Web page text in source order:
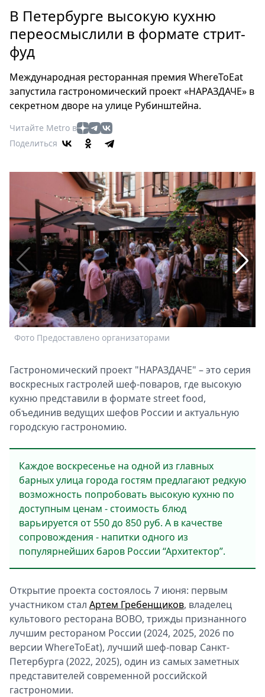
Россия
Мир
Туризм
Мода
Театр
Кино
Афиша
Выставки
Пресс-
релизы
О
Metro
Стримы
Спецпроекты
Звезды
Выборы
2026
Скачай
В Петербурге высокую кухню
переосмыслили в формате стрит-
фуд
Международная ресторанная премия WhereToEat
запустила гастрономический проект «НАРАЗДАЧЕ» в
секретном дворе на улице Рубинштейна.
Читайте Metro в
Поделиться
Фото Предоставлено организаторами
Гастрономический проект "НАРАЗДАЧЕ" – это серия
воскресных гастролей шеф-поваров, где высокую
кухню представили в формате street food,
объединив ведущих шефов России и актуальную
городскую гастрономию.
Каждое воскресенье на одной из главных
барных улица города гостям предлагают редкую
возможность попробовать высокую кухню по
доступным ценам - стоимость блюд
варьируется от 550 до 850 руб. А в качестве
сопровождения - напитки одного из
популярнейших баров России “Архитектор”.
Открытие проекта состоялось 7 июня: первым
участником стал Артем Гребенщиков, владелец
культового ресторана BOBO, трижды признанного
лучшим рестораном России (2024, 2025, 2026 по
версии WhereToEat), лучший шеф-повар Санкт-
Петербурга (2022, 2025), один из самых заметных
представителей современной российской
гастрономии.